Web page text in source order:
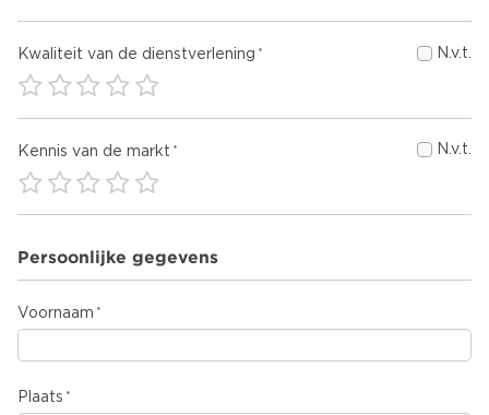
Kwaliteit van de dienstverlening N.v.t.
Kennis van de markt N.v.t.
Persoonlijke gegevens
Voornaam
Plaats